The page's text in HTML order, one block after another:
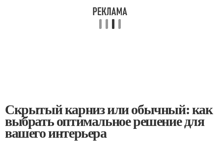
Скрытый карниз или обычный: как
выбрать оптимальное решение для
вашего интерьера